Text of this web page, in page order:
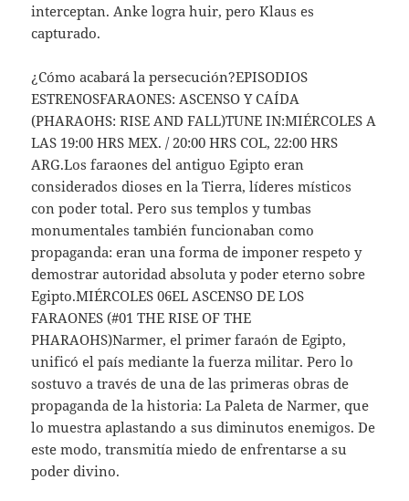
interceptan. Anke logra huir, pero Klaus es
capturado.
¿Cómo acabará la persecución?EPISODIOS
ESTRENOSFARAONES: ASCENSO Y CAÍDA
(PHARAOHS: RISE AND FALL)TUNE IN:MIÉRCOLES A
LAS 19:00 HRS MEX. / 20:00 HRS COL, 22:00 HRS
ARG.Los faraones del antiguo Egipto eran
considerados dioses en la Tierra, líderes místicos
con poder total. Pero sus templos y tumbas
monumentales también funcionaban como
propaganda: eran una forma de imponer respeto y
demostrar autoridad absoluta y poder eterno sobre
Egipto.MIÉRCOLES 06EL ASCENSO DE LOS
FARAONES (#01 THE RISE OF THE
PHARAOHS)Narmer, el primer faraón de Egipto,
unificó el país mediante la fuerza militar. Pero lo
sostuvo a través de una de las primeras obras de
propaganda de la historia: La Paleta de Narmer, que
lo muestra aplastando a sus diminutos enemigos. De
este modo, transmitía miedo de enfrentarse a su
poder divino.